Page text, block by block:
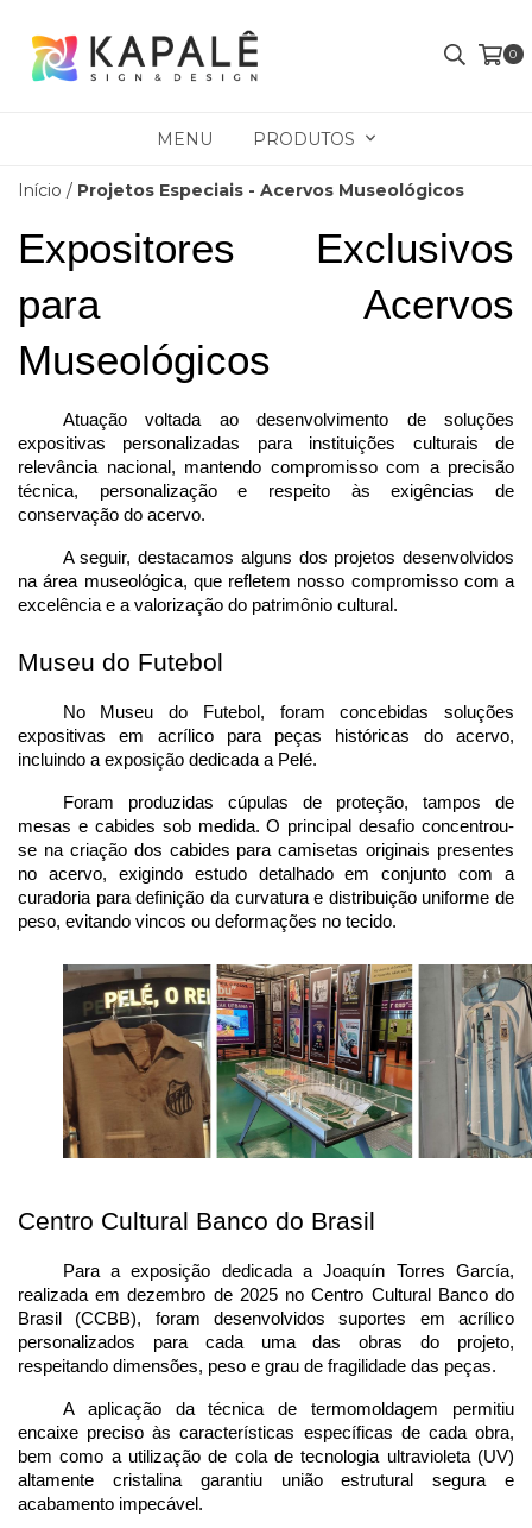
0
MENU PRODUTOS
Início / Projetos Especiais - Acervos Museológicos
Expositores Exclusivos
para Acervos
Museológicos
Atuação voltada ao desenvolvimento de soluções
expositivas personalizadas para instituições culturais de
relevância nacional, mantendo compromisso com a precisão
técnica, personalização e respeito às exigências de
conservação do acervo.
A seguir, destacamos alguns dos projetos desenvolvidos
na área museológica, que refletem nosso compromisso com a
excelência e a valorização do patrimônio cultural.
Museu do Futebol
No Museu do Futebol, foram concebidas soluções
expositivas em acrílico para peças históricas do acervo,
incluindo a exposição dedicada a Pelé.
Foram produzidas cúpulas de proteção, tampos de
mesas e cabides sob medida. O principal desafio concentrou-
se na criação dos cabides para camisetas originais presentes
no acervo, exigindo estudo detalhado em conjunto com a
curadoria para definição da curvatura e distribuição uniforme de
peso, evitando vincos ou deformações no tecido.
Centro Cultural Banco do Brasil
Para a exposição dedicada a Joaquín Torres García,
realizada em dezembro de 2025 no Centro Cultural Banco do
Brasil (CCBB), foram desenvolvidos suportes em acrílico
personalizados para cada uma das obras do projeto,
respeitando dimensões, peso e grau de fragilidade das peças.
A aplicação da técnica de termomoldagem permitiu
encaixe preciso às características específicas de cada obra,
bem como a utilização de cola de tecnologia ultravioleta (UV)
altamente cristalina garantiu união estrutural segura e
acabamento impecável.